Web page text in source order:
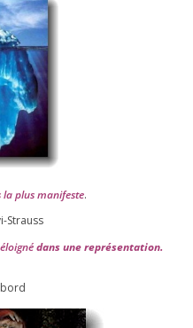
la plus mani­feste.
Strauss
dans une repré­sen­ta­tion.